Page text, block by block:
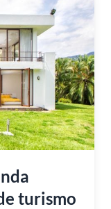
turismo